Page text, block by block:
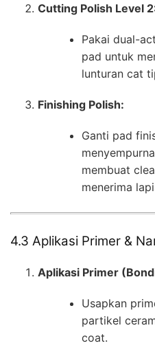
Cutting Polish Level
Pakai dual-
pad untuk
lunturan cat
Finishing Polish:
Ganti pad
membuat
menerima
4.3 Aplikasi Primer &
Aplikasi Primer
Usapkan
partikel
coat.